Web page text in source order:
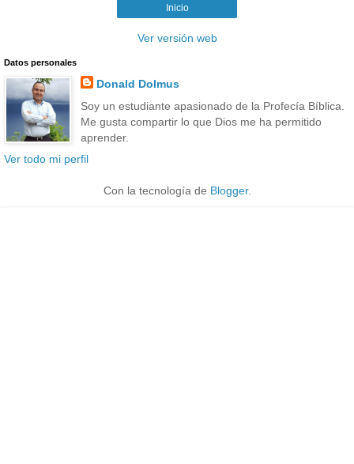
Inicio
Ver versión web
Datos personales
Donald Dolmus
Soy un estudiante apasionado de la Profecía Bíblica.
Me gusta compartir lo que Dios me ha permitido
aprender.
Ver todo mi perfil
Con la tecnología de Blogger.